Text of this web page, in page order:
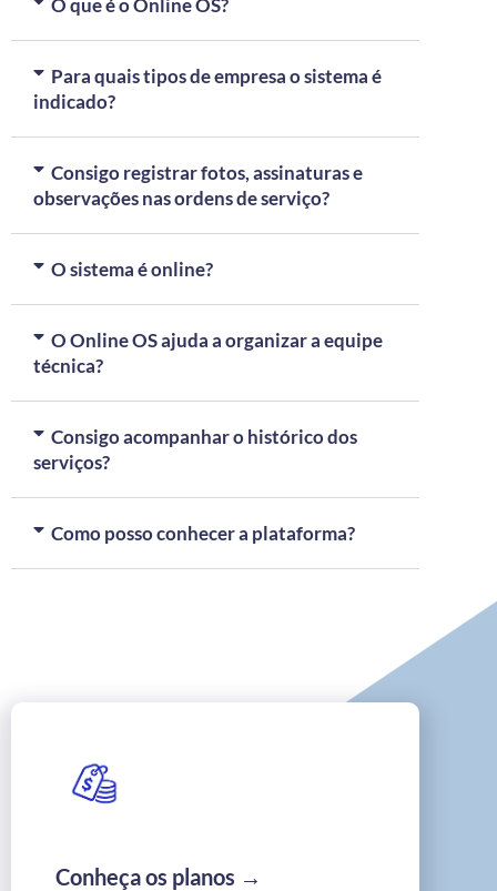
O que é o Online OS?
Para quais tipos de empresa o sistema é
indicado?
Consigo registrar fotos, assinaturas e
observações nas ordens de serviço?
O sistema é online?
O Online OS ajuda a organizar a equipe
técnica?
Consigo acompanhar o histórico dos
serviços?
Como posso conhecer a plataforma?
Conheça os planos →